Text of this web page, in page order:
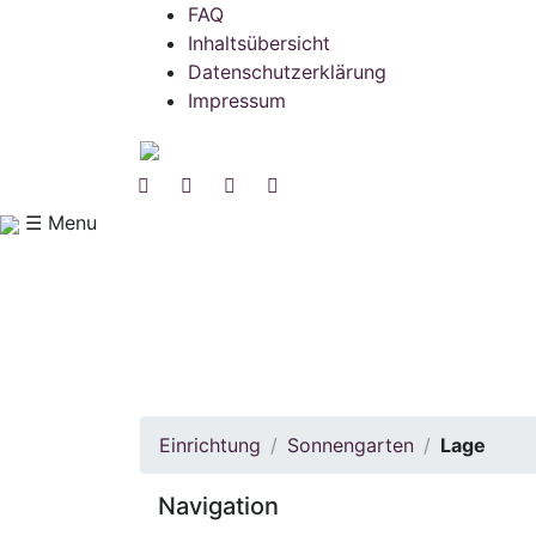
FAQ
Inhaltsübersicht
Datenschutzerklärung
Impressum
☰ Menu
Einrichtung Sonnengarten Lage
Navigation